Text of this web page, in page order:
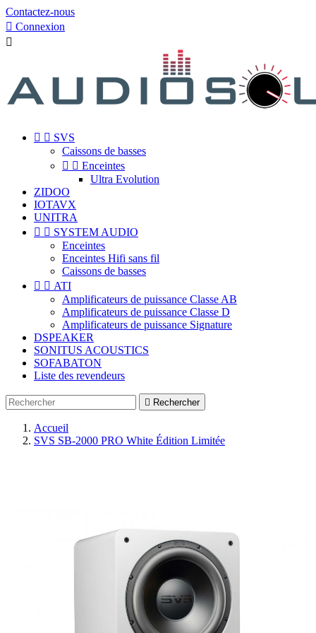
Contactez-nous
 Connexion

  SVS
Caissons de basses
  Enceintes
Ultra Evolution
ZIDOO
IOTAVX
UNITRA
  SYSTEM AUDIO
Enceintes
Enceintes Hifi sans fil
Caissons de basses
  ATI
Amplificateurs de puissance Classe AB
Amplificateurs de puissance Classe D
Amplificateurs de puissance Signature
DSPEAKER
SONITUS ACOUSTICS
SOFABATON
Liste des revendeurs
 Rechercher
Accueil
SVS SB-2000 PRO White Édition Limitée